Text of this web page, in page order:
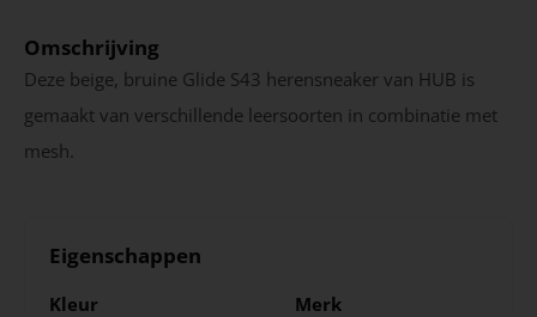
Omschrijving
Deze beige, bruine Glide S43 herensneaker van HUB is
gemaakt van verschillende leersoorten in combinatie met
mesh.
Eigenschappen
Kleur
Merk